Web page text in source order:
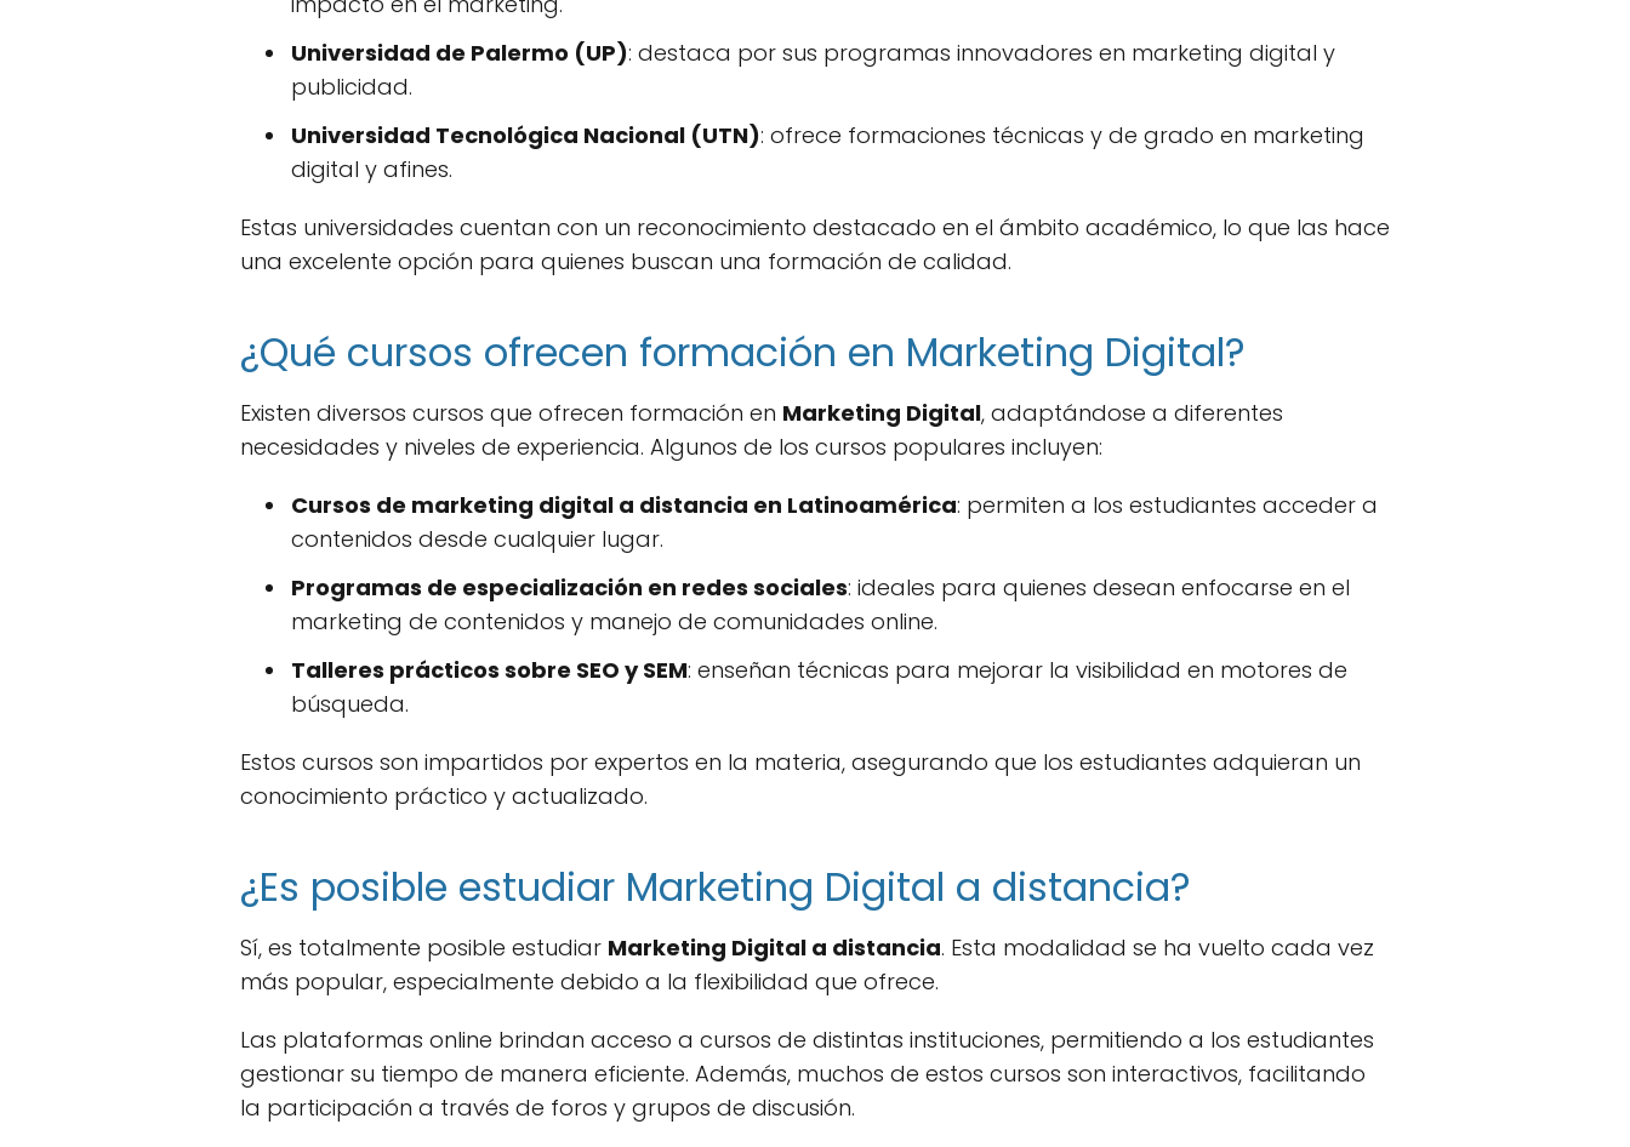
Universidad de Palermo (UP): destaca por sus programas innovadores en marketing digital y
publicidad.
Universidad Tecnológica Nacional (UTN): ofrece formaciones técnicas y de grado en marketing
digital y afines.
Estas universidades cuentan con un reconocimiento destacado en el ámbito académico, lo que las hace
una excelente opción para quienes buscan una formación de calidad.
¿Qué cursos ofrecen formación en Marketing Digital?
Existen diversos cursos que ofrecen formación en Marketing Digital, adaptándose a diferentes
necesidades y niveles de experiencia. Algunos de los cursos populares incluyen:
Cursos de marketing digital a distancia en Latinoamérica: permiten a los estudiantes acceder a
contenidos desde cualquier lugar.
Programas de especialización en redes sociales: ideales para quienes desean enfocarse en el
marketing de contenidos y manejo de comunidades online.
Talleres prácticos sobre SEO y SEM: enseñan técnicas para mejorar la visibilidad en motores de
búsqueda.
Estos cursos son impartidos por expertos en la materia, asegurando que los estudiantes adquieran un
conocimiento práctico y actualizado.
¿Es posible estudiar Marketing Digital a distancia?
Sí, es totalmente posible estudiar Marketing Digital a distancia. Esta modalidad se ha vuelto cada vez
más popular, especialmente debido a la flexibilidad que ofrece.
Las plataformas online brindan acceso a cursos de distintas instituciones, permitiendo a los estudiantes
gestionar su tiempo de manera eficiente. Además, muchos de estos cursos son interactivos, facilitando
la participación a través de foros y grupos de discusión.